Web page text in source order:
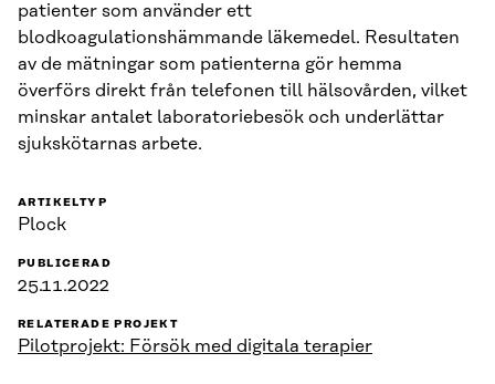
patienter som använder ett
blodkoagulationshämmande läkemedel. Resultaten
av de mätningar som patienterna gör hemma
överförs direkt från telefonen till hälsovården, vilket
minskar antalet laboratoriebesök och underlättar
sjukskötarnas arbete.
ARTIKELTYP
Plock
PUBLICERAD
25.11.2022
RELATERADE PROJEKT
Pilotprojekt: Försök med digitala terapier